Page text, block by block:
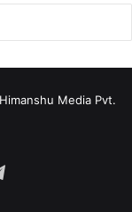
Himanshu Media Pvt.
Telegram